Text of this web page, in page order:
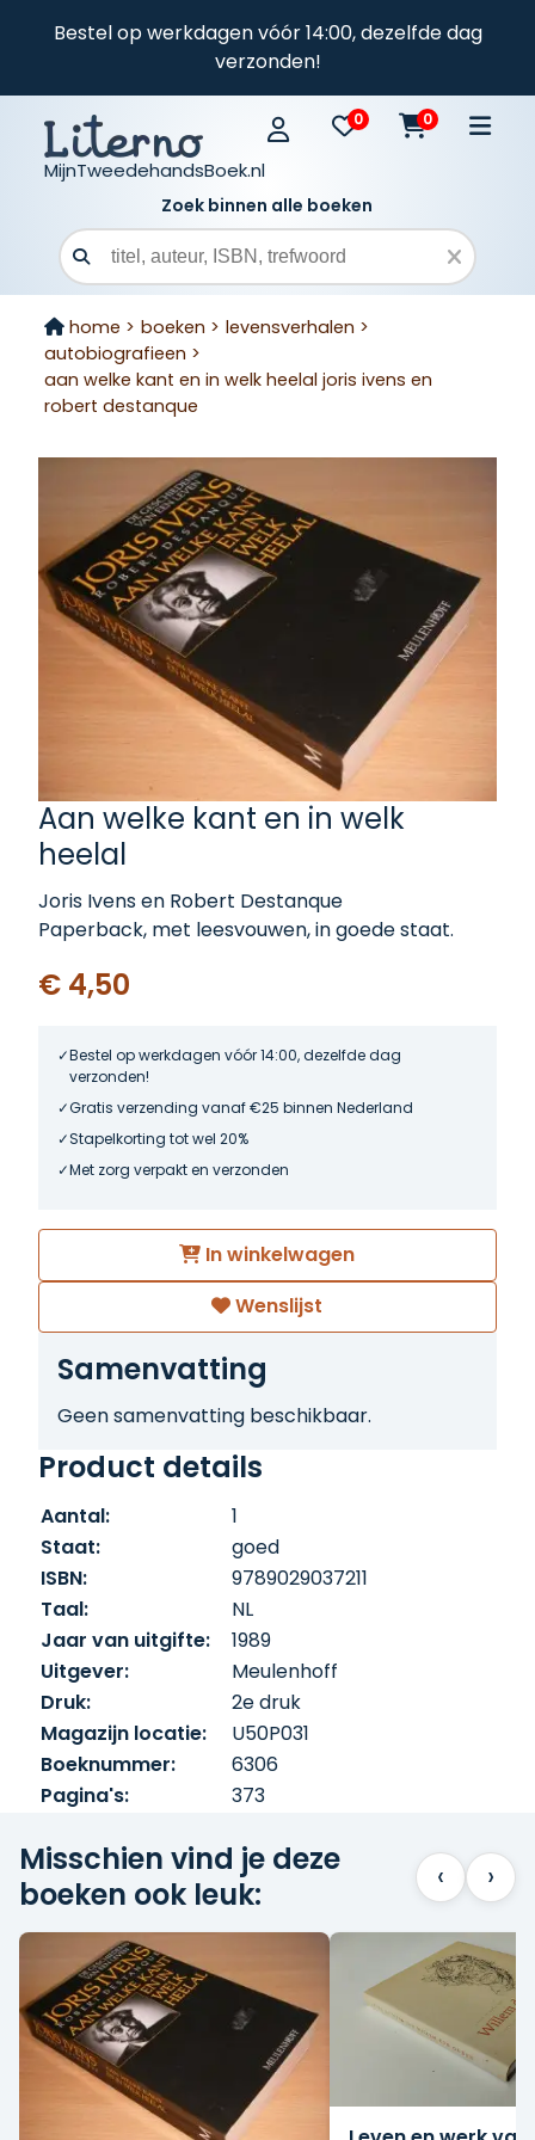
Bestel op werkdagen vóór 14:00, dezelfde dag
verzonden!
MijnTweedehandsBoek.nl
0 0
Zoek binnen alle boeken
Zoekveld
home > boeken > levensverhalen >
autobiografieen >
aan welke kant en in welk heelal joris ivens en
robert destanque
Aan welke kant en in welk
heelal
Joris Ivens en Robert Destanque
Paperback, met leesvouwen, in goede staat.
€ 4,50
Bestel op werkdagen vóór 14:00, dezelfde dag
verzonden!
Gratis verzending vanaf €25 binnen Nederland
Stapelkorting tot wel 20%
Met zorg verpakt en verzonden
In winkelwagen
Wenslijst
Samenvatting
Geen samenvatting beschikbaar.
Product details
Aantal:
1
Staat:
goed
ISBN:
9789029037211
Taal:
NL
Jaar van uitgifte:
1989
Uitgever:
Meulenhoff
Druk:
2e druk
Magazijn locatie:
U50P031
Boeknummer:
6306
Pagina's:
373
Misschien vind je deze
boeken ook leuk:
‹ ›